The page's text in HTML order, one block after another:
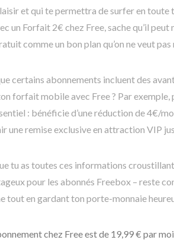
et qui te permettra de surfer en toute
un Forfait 2€ chez Free, sache qu’il
comme un bon plan qu’on ne veut pas
certains abonnements incluent des
forfait mobile avec Free ? Par
: bénéficie d’une réduction de 4€/
une remise exclusive en attraction VIP
tu as toutes ces informations
pour les abonnés Freebox – reste
tout en gardant ton porte-monnaie
chez Free est de 19,99 € par